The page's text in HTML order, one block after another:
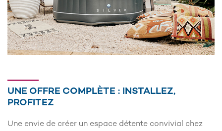
UNE OFFRE COMPLÈTE : INSTALLEZ,
PROFITEZ
Une envie de créer un espace détente convivial chez